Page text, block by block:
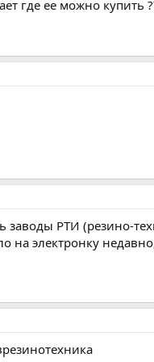
где ее можно купить
РТИ (резино-
на электронку